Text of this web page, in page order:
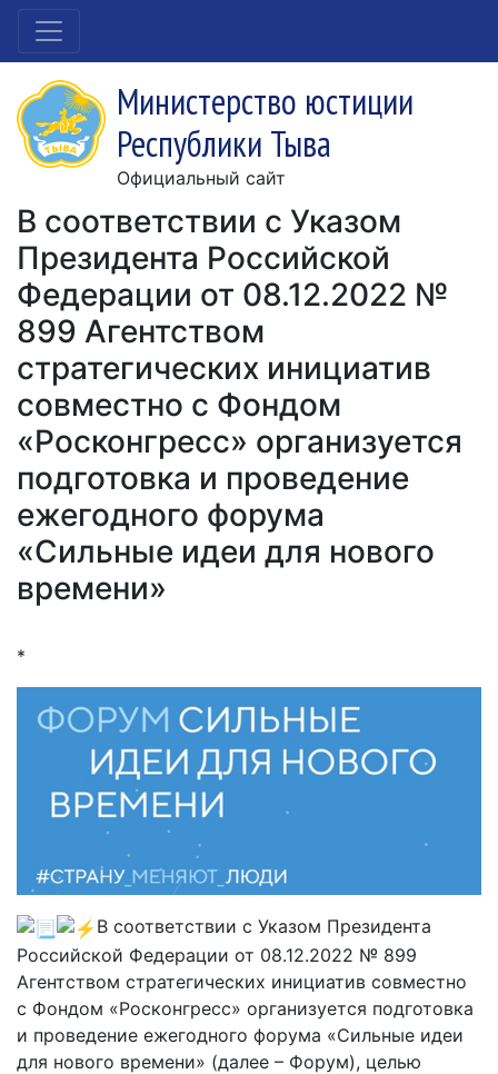
Министерство юстиции
Республики Тыва
Официальный сайт
В соответствии с Указом
Президента Российской
Федерации от 08.12.2022 №
899 Агентством
стратегических инициатив
совместно с Фондом
«Росконгресс» организуется
подготовка и проведение
ежегодного форума
«Сильные идеи для нового
времени»
*
В соответствии с Указом Президента
Российской Федерации от 08.12.2022 № 899
Агентством стратегических инициатив совместно
с Фондом «Росконгресс» организуется подготовка
и проведение ежегодного форума «Сильные идеи
для нового времени» (далее – Форум), целью